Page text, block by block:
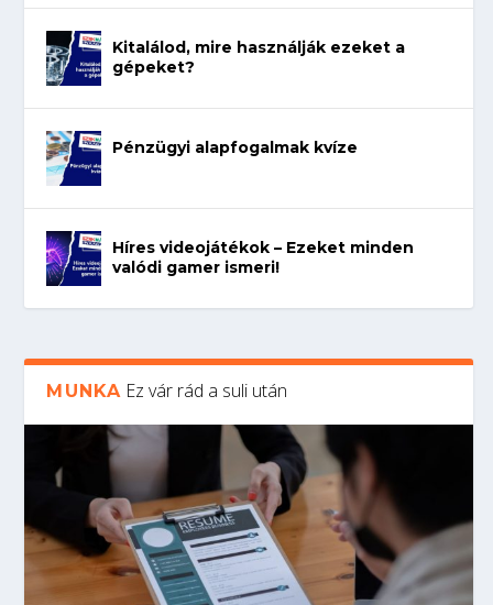
Kitalálod, mire használják ezeket a
gépeket?
Pénzügyi alapfogalmak kvíze
Híres videojátékok – Ezeket minden
valódi gamer ismeri!
MUNKA Ez vár rád a suli után